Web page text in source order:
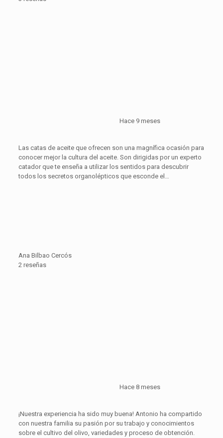
Hace 9 meses
Las catas de aceite que ofrecen son una magnífica ocasión para
conocer mejor la cultura del aceite. Son dirigidas por un experto
catador que te enseña a utilizar los sentidos para descubrir
todos los secretos organolépticos que esconde el…
Ana Bilbao Cercós
2 reseñas
Hace 8 meses
¡Nuestra experiencia ha sido muy buena! Antonio ha compartido
con nuestra familia su pasión por su trabajo y conocimientos
sobre el cultivo del olivo, variedades y proceso de obtención.